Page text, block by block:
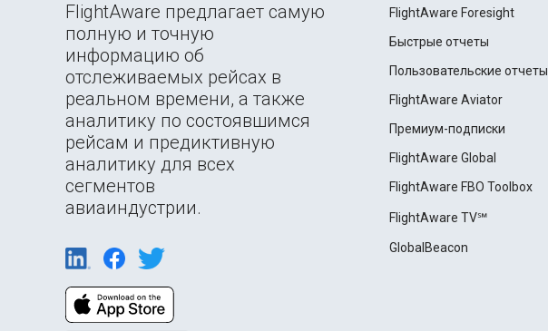
FlightAware предлагает самую
полную и точную
информацию об
отслеживаемых рейсах в
реальном времени, а также
аналитику по состоявшимся
рейсам и предиктивную
аналитику для всех
сегментов
авиаиндустрии.
FlightAware Foresight
Быстрые отчеты
Пользовательские отчеты
FlightAware Aviator
Премиум-подписки
FlightAware Global
FlightAware FBO Toolbox
FlightAware TV℠
GlobalBeacon